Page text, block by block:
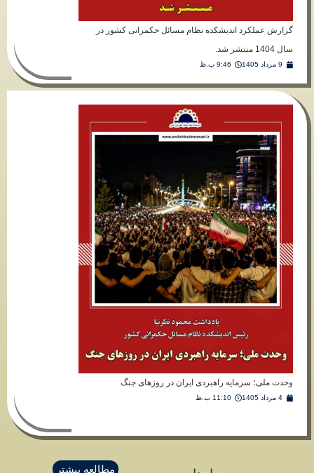
اندیشکده نظام مسائل حکمرانی کشور در
9:46 ب.ظ
سرمایه راهبردی ایران در روزهای جنگ
11:10 ب.ظ
مطالعه بیشتر